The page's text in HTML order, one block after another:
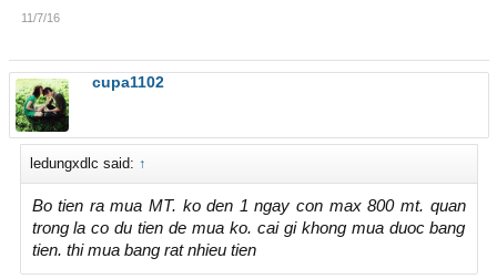
11/7/16
cupa1102
ledungxdlc said: ↑
Bo tien ra mua MT. ko den 1 ngay con max 800 mt. quan
trong la co du tien de mua ko. cai gi khong mua duoc bang
tien. thi mua bang rat nhieu tien